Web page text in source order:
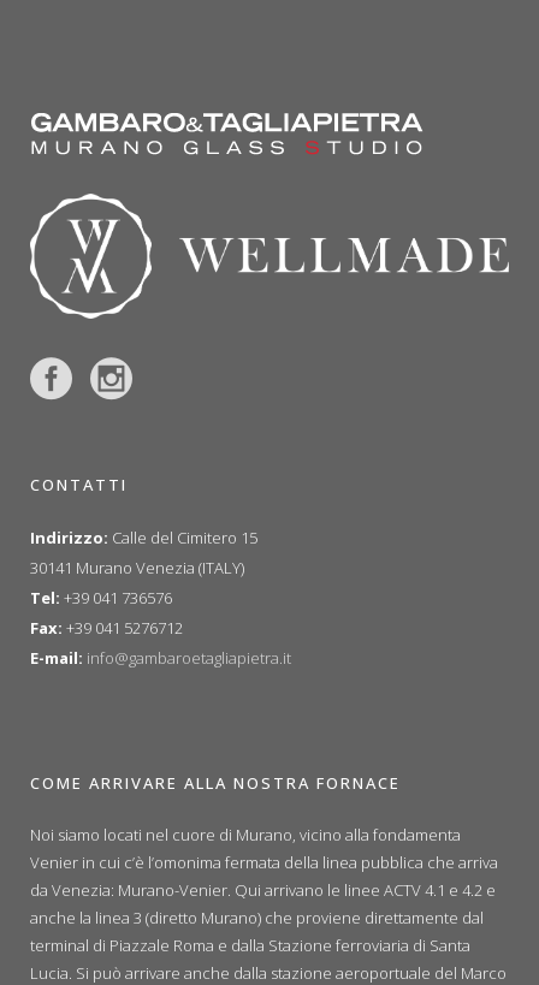
CONTATTI
Indirizzo: Calle del Cimitero 15
30141 Murano Venezia (ITALY)
Tel: +39 041 736576
Fax: +39 041 5276712
E-mail: info@gambaroetagliapietra.it
COME ARRIVARE ALLA NOSTRA FORNACE
Noi siamo locati nel cuore di Murano, vicino alla fondamenta
Venier in cui c’è l’omonima fermata della linea pubblica che arriva
da Venezia: Murano-Venier. Qui arrivano le linee ACTV 4.1 e 4.2 e
anche la linea 3 (diretto Murano) che proviene direttamente dal
terminal di Piazzale Roma e dalla Stazione ferroviaria di Santa
Lucia. Si può arrivare anche dalla stazione aeroportuale del Marco